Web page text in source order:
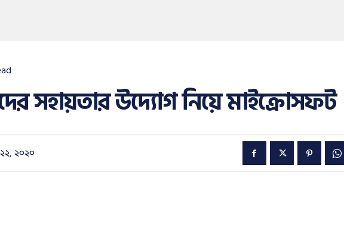
সহায়তার উদ্যোগ নিয়ে মাইক্রোসফট
২০২০